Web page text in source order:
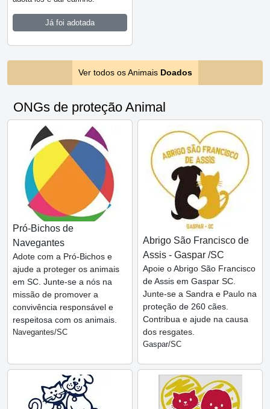
Já foi adotada
Ver todos os Animais Doados
ONGs de proteção Animal
Pró-Bichos de
Navegantes
Adote com a Pró-Bichos e
ajude a proteger os animais
em SC. Junte-se a nós na
missão de promover a
convivência responsável e
respeitosa com os animais.
Navegantes/SC
Abrigo São Francisco de
Assis - Gaspar /SC
Apoie o Abrigo São Francisco
de Assis em Gaspar SC.
Junte-se a Sandra e Paulo na
proteção de 260 cães.
Contribua e ajude na causa
dos resgates.
Gaspar/SC